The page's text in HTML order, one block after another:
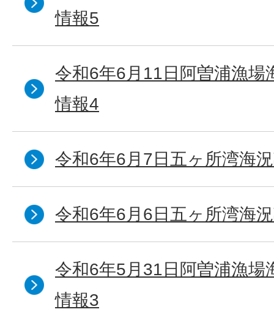
情報5
令和6年6月11日阿曽浦漁場
情報4
令和6年6月7日五ヶ所湾海
令和6年6月6日五ヶ所湾海
令和6年5月31日阿曽浦漁場
情報3